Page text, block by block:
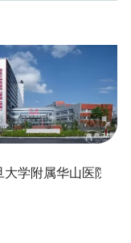
大学附属华山医院